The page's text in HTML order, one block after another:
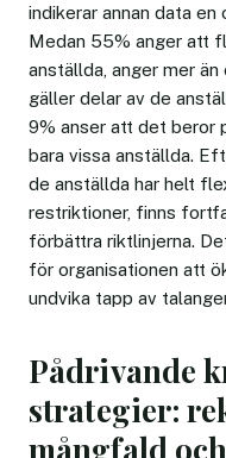
indikerar annan data en
Medan 55% anger att
anställda, anger mer
gäller delar av de
9% anser att det beror
bara vissa anställda.
de anställda har helt
restriktioner, finns
förbättra riktlinjerna.
för organisationen att
undvika tapp av
Pådrivande
strategier:
mångfald